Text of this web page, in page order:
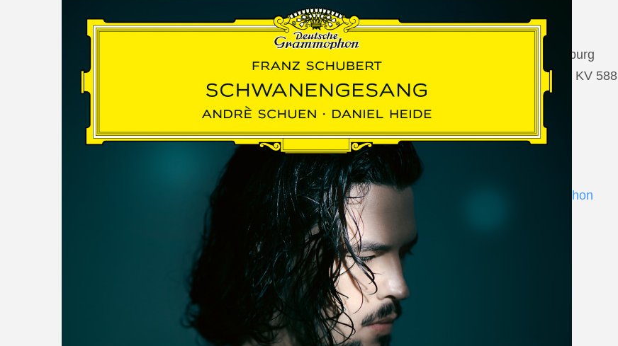
22 August 2026
Salzburg, Großes Festspielhaus Salzburg
Wolfgang Amadeus Mozart: Così fan tutte KV 588
www.salzburgfestival.at
read more
Andrè Schuen at Deutsche Grammophon